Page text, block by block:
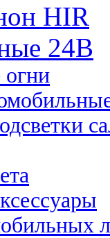
HIR
24B